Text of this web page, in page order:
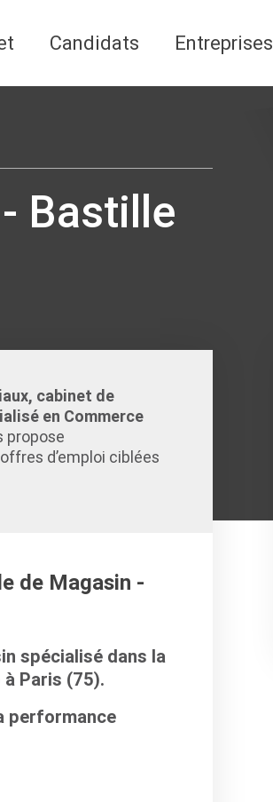
Candidats Entreprises
Bastille
cabinet de
en Commerce
propose
d’emploi ciblées
de Magasin -
spécialisé dans la
Paris (75).
performance